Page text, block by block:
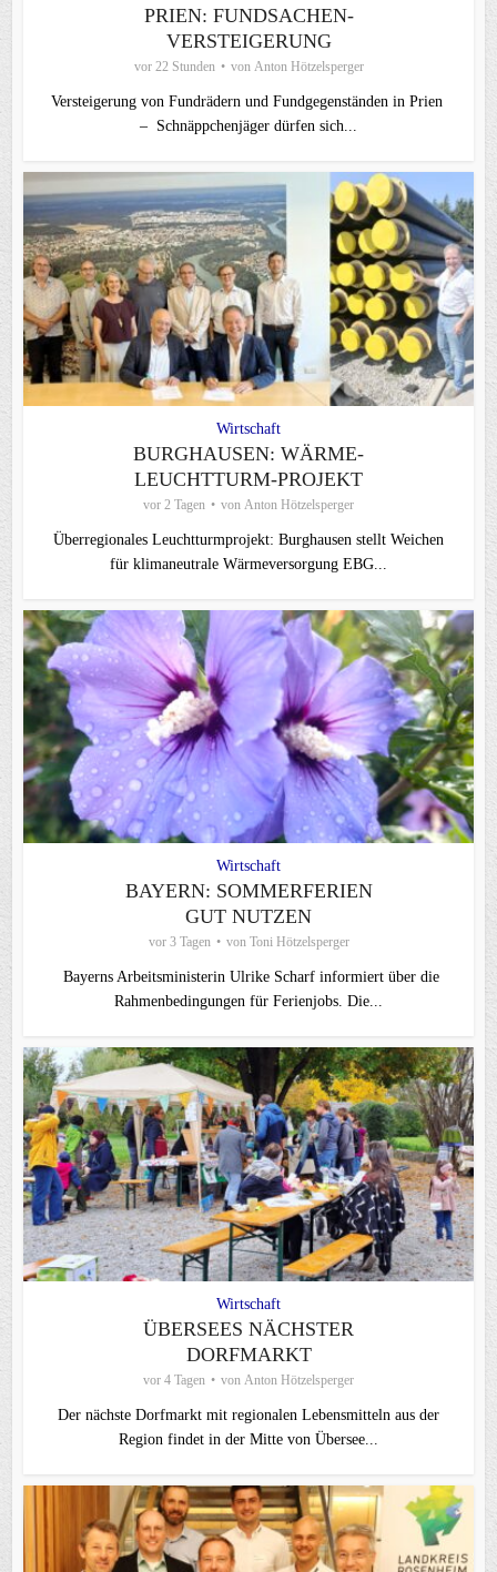
PRIEN: FUNDSACHEN-
VERSTEIGERUNG
vor 22 Stunden von Anton Hötzelsperger
Versteigerung von Fundrädern und Fundgegenständen in Prien
– Schnäppchenjäger dürfen sich...
Wirtschaft
BURGHAUSEN: WÄRME-
LEUCHTTURM-PROJEKT
vor 2 Tagen von Anton Hötzelsperger
Überregionales Leuchtturmprojekt: Burghausen stellt Weichen
für klimaneutrale Wärmeversorgung EBG...
Wirtschaft
BAYERN: SOMMERFERIEN
GUT NUTZEN
vor 3 Tagen von Toni Hötzelsperger
Bayerns Arbeitsministerin Ulrike Scharf informiert über die
Rahmenbedingungen für Ferienjobs. Die...
Wirtschaft
ÜBERSEES NÄCHSTER
DORFMARKT
vor 4 Tagen von Anton Hötzelsperger
Der nächste Dorfmarkt mit regionalen Lebensmitteln aus der
Region findet in der Mitte von Übersee...